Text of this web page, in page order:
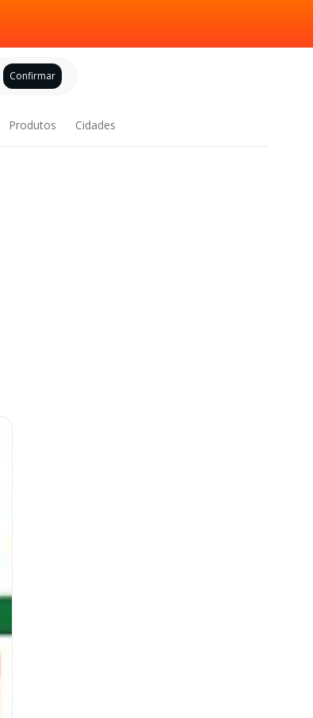
Confirmar
Produtos Cidades